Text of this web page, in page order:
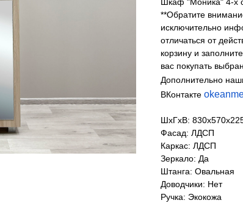
Шкаф "Моника" 4-х
**Обратите
исключительно
отличаться от
корзину и
вас покупать
Дополнительно
ВКонтакте
ШхГхВ:
Фасад: ЛДСП
Каркас: ЛДСП
Зеркало: Да
Штанга: Овальная
Доводчики: Нет
Ручка: Экокожа